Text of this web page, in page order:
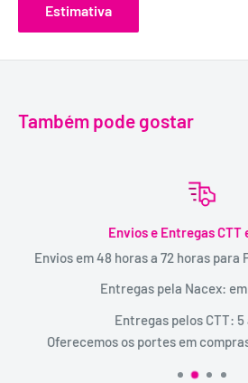
Estimativa
Também pode gostar
Envios e Entregas CTT
Envios em 48 horas a 72 horas
Entregas pela Nacex:
Entregas pelos CTT: 5
Oferecemos os portes em